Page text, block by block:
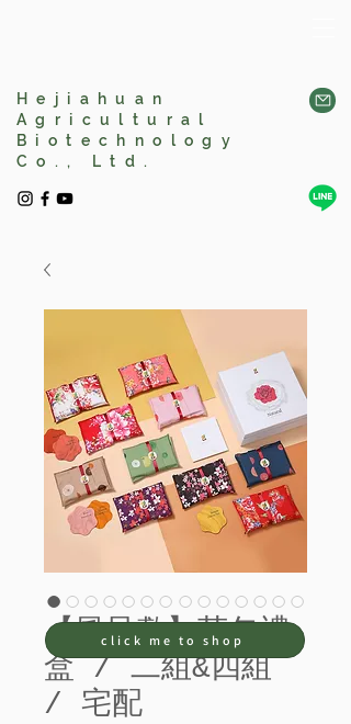
Hejiahuan
Agricultural
Biotechnology
Co., Ltd.
【風呂敷】茶包禮
盒 / 二組&四組
/ 宅配
click me to shop